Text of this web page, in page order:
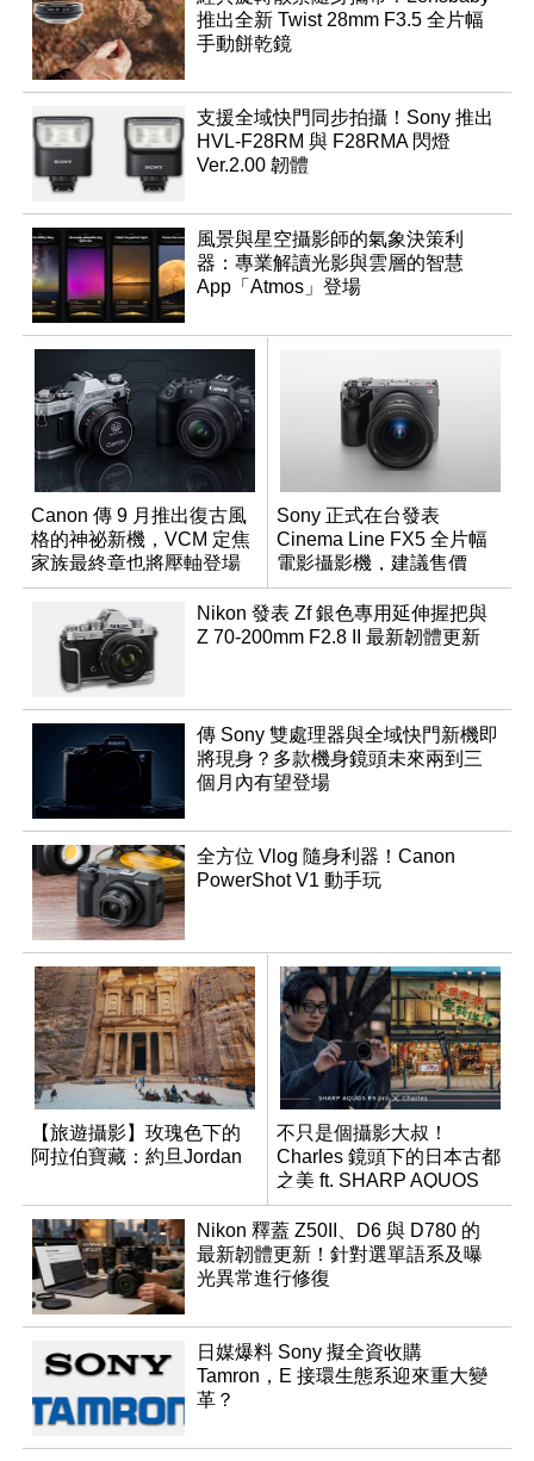
推出全新 Twist 28mm F3.5 全片幅
手動餅乾鏡
支援全域快門同步拍攝！Sony 推出
HVL-F28RM 與 F28RMA 閃燈
Ver.2.00 韌體
風景與星空攝影師的氣象決策利
器：專業解讀光影與雲層的智慧
App「Atmos」登場
Canon 傳 9 月推出復古風
格的神祕新機，VCM 定焦
家族最終章也將壓軸登場
Sony 正式在台發表
Cinema Line FX5 全片幅
電影攝影機，建議售價
NT$144,980
Nikon 發表 Zf 銀色專用延伸握把與
Z 70-200mm F2.8 II 最新韌體更新
傳 Sony 雙處理器與全域快門新機即
將現身？多款機身鏡頭未來兩到三
個月內有望登場
全方位 Vlog 隨身利器！Canon
PowerShot V1 動手玩
【旅遊攝影】玫瑰色下的
阿拉伯寶藏：約旦Jordan
不只是個攝影大叔！
Charles 鏡頭下的日本古都
之美 ft. SHARP AQUOS
R9 pro
Nikon 釋蓋 Z50II、D6 與 D780 的
最新韌體更新！針對選單語系及曝
光異常進行修復
日媒爆料 Sony 擬全資收購
Tamron，E 接環生態系迎來重大變
革？